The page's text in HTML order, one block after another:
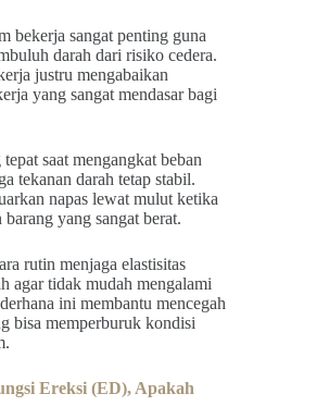
bekerja sangat penting guna
darah dari risiko cedera.
justru mengabaikan
yang sangat mendasar bagi
saat mengangkat beban
tekanan darah tetap stabil.
napas lewat mulut ketika
barang yang sangat berat.
rutin menjaga elastisitas
agar tidak mudah mengalami
ini membantu mencegah
bisa memperburuk kondisi
Ereksi (ED), Apakah